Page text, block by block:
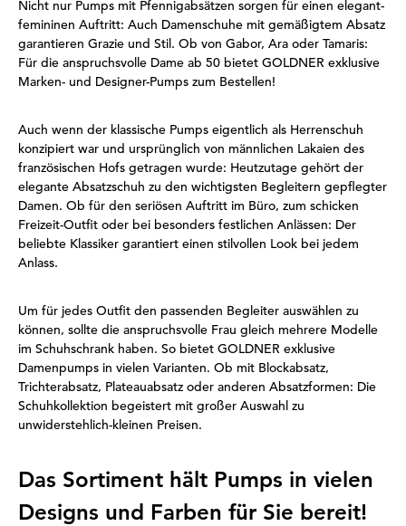
Nicht nur Pumps mit Pfennigabsätzen sorgen für einen elegant-
femininen Auftritt: Auch Damenschuhe mit gemäßigtem Absatz
garantieren Grazie und Stil. Ob von Gabor, Ara oder Tamaris:
Für die anspruchsvolle Dame ab 50 bietet GOLDNER exklusive
Marken- und Designer-Pumps zum Bestellen!
Auch wenn der klassische Pumps eigentlich als Herrenschuh
konzipiert war und ursprünglich von männlichen Lakaien des
französischen Hofs getragen wurde: Heutzutage gehört der
elegante Absatzschuh zu den wichtigsten Begleitern gepflegter
Damen. Ob für den seriösen Auftritt im Büro, zum schicken
Freizeit-Outfit oder bei besonders festlichen Anlässen: Der
beliebte Klassiker garantiert einen stilvollen Look bei jedem
Anlass.
Um für jedes Outfit den passenden Begleiter auswählen zu
können, sollte die anspruchsvolle Frau gleich mehrere Modelle
im Schuhschrank haben. So bietet GOLDNER exklusive
Damenpumps in vielen Varianten. Ob mit Blockabsatz,
Trichterabsatz, Plateauabsatz oder anderen Absatzformen: Die
Schuhkollektion begeistert mit großer Auswahl zu
unwiderstehlich-kleinen Preisen.
Das Sortiment hält Pumps in vielen
Designs und Farben für Sie bereit!